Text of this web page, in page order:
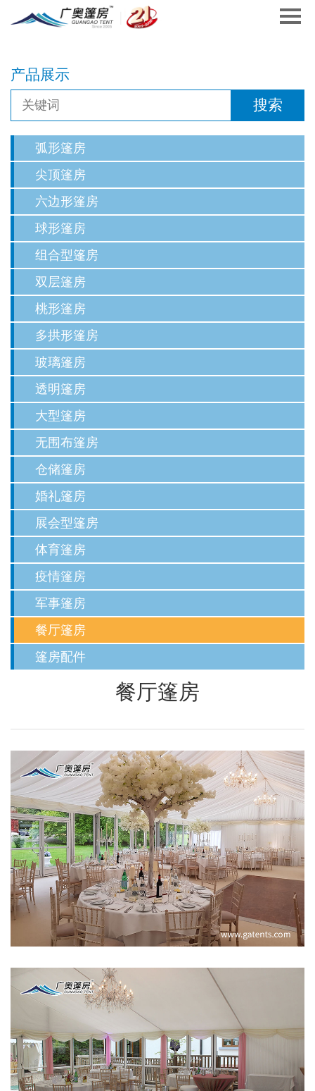
产品展示
弧形篷房
尖顶篷房
六边形篷房
球形篷房
组合型篷房
双层篷房
桃形篷房
多拱形篷房
玻璃篷房
透明篷房
大型篷房
无围布篷房
仓储篷房
婚礼篷房
展会型篷房
体育篷房
疫情篷房
军事篷房
餐厅篷房
篷房配件
餐厅篷房